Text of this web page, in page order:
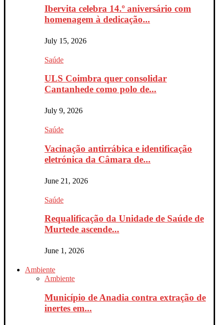
Ibervita celebra 14.º aniversário com
homenagem à dedicação...
July 15, 2026
Saúde
ULS Coimbra quer consolidar
Cantanhede como polo de...
July 9, 2026
Saúde
Vacinação antirrábica e identificação
eletrónica da Câmara de...
June 21, 2026
Saúde
Requalificação da Unidade de Saúde de
Murtede ascende...
June 1, 2026
Ambiente
Ambiente
Município de Anadia contra extração de
inertes em...